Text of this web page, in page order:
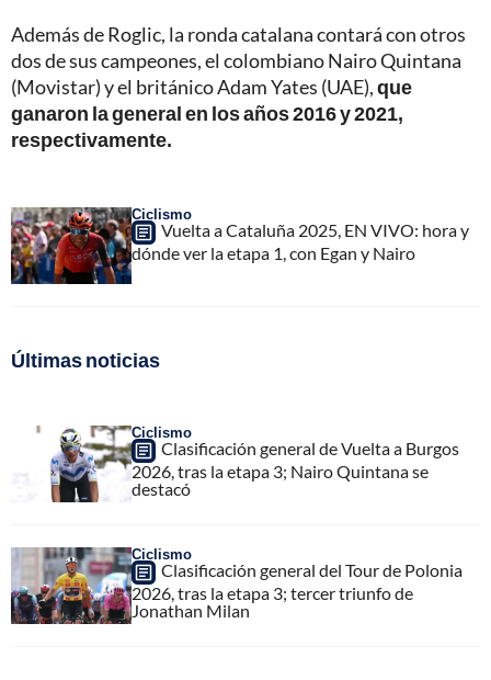
Además de Roglic, la ronda catalana contará con otros
dos de sus campeones, el colombiano Nairo Quintana
(Movistar) y el británico Adam Yates (UAE),que
ganaron la general en los años 2016 y 2021,
respectivamente.
Ciclismo
Vuelta a Cataluña 2025, EN VIVO: hora y
dónde ver la etapa 1, con Egan y Nairo
Últimas noticias
Ciclismo
Clasificación general de Vuelta a Burgos
2026, tras la etapa 3; Nairo Quintana se
destacó
Ciclismo
Clasificación general del Tour de Polonia
2026, tras la etapa 3; tercer triunfo de
Jonathan Milan